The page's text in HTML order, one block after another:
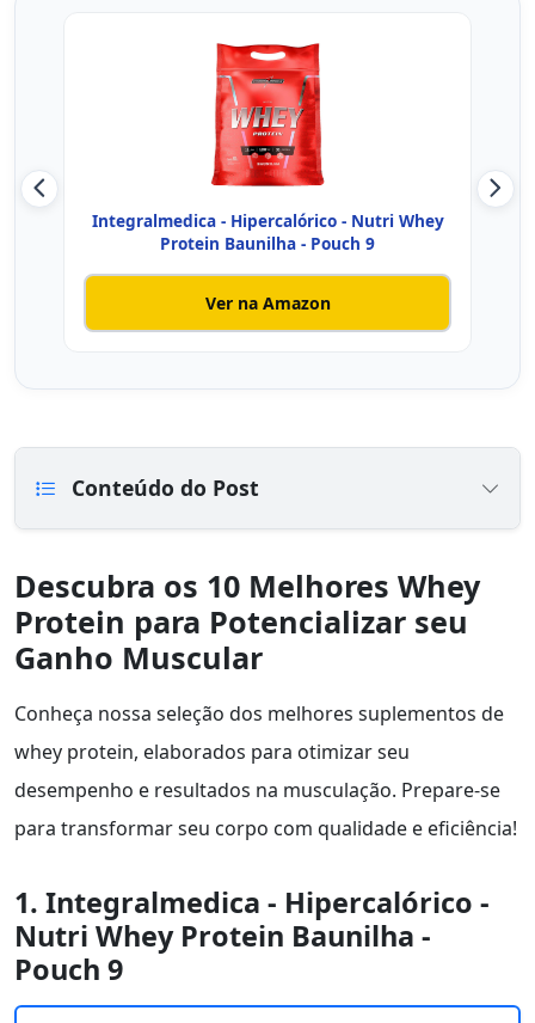
Integralmedica - Hipercalórico - Nutri Whey
Protein Baunilha - Pouch 9
Ver na Amazon
Conteúdo do Post
Descubra os 10 Melhores Whey
Protein para Potencializar seu
Ganho Muscular
Conheça nossa seleção dos melhores suplementos de
whey protein, elaborados para otimizar seu
desempenho e resultados na musculação. Prepare-se
para transformar seu corpo com qualidade e eficiência!
1. Integralmedica - Hipercalórico -
Nutri Whey Protein Baunilha -
Pouch 9